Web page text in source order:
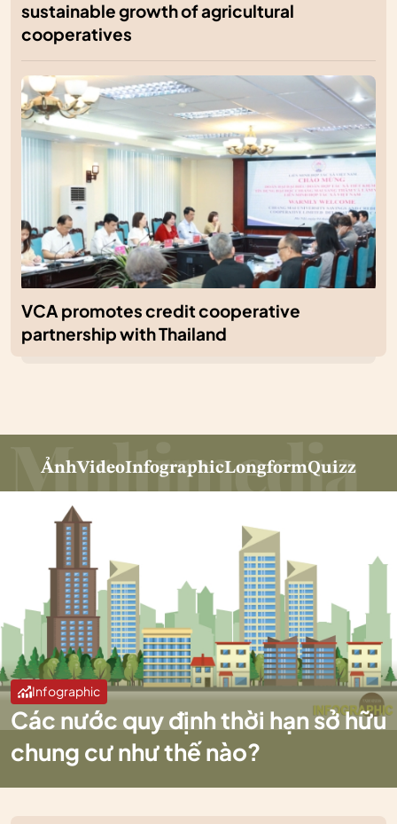
sustainable growth of agricultural
cooperatives
VCA promotes credit cooperative
partnership with Thailand
ẢnhVideoInfographicLongformQuizz
Infographic
Các nước quy định thời hạn sở hữu
chung cư như thế nào?